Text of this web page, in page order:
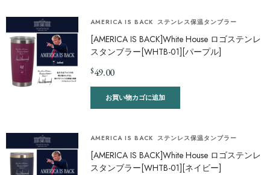
AMERICA IS BACK ステンレス保温タンブラー
[AMERICA IS BACK]White House ロゴステンレ
スタンブラー[WHTB-01][パープル]
$49.00
お買い物カゴに追加
AMERICA IS BACK ステンレス保温タンブラー
[AMERICA IS BACK]White House ロゴステンレ
スタンブラー[WHTB-01][ネイビー]